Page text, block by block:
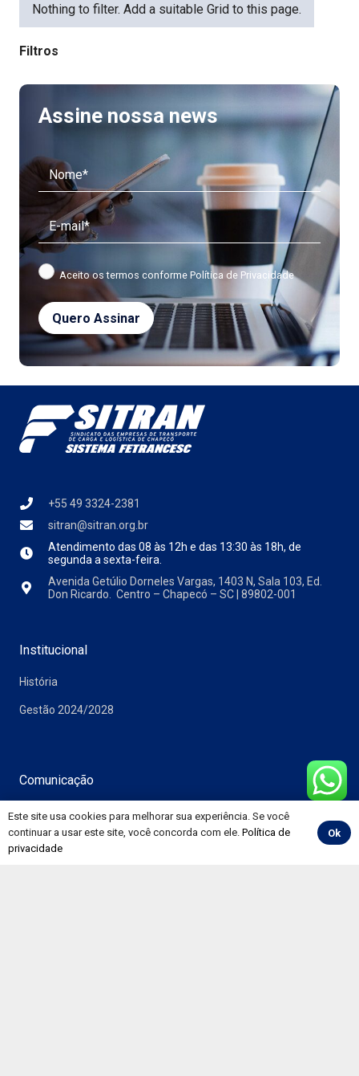
Nothing to filter. Add a suitable Grid to this page.
Filtros
Assine nossa news
Aceito os termos conforme Política de Privacidade
+55 49 3324-2381
sitran@sitran.org.br
Atendimento das 08 às 12h e das 13:30 às 18h, de
segunda a sexta-feira.
Avenida Getúlio Dorneles Vargas, 1403 N, Sala 103, Ed.
Don Ricardo. Centro – Chapecó – SC | 89802-001
Institucional
História
Gestão 2024/2028
Comunicação
Notícias
Vídeos
Este site usa cookies para melhorar sua experiência. Se você
continuar a usar este site, você concorda com ele. Política de
privacidade
Ok